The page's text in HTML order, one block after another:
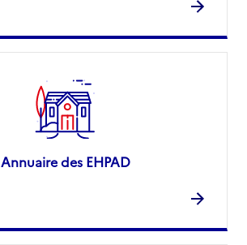
Annuaire des EHPAD